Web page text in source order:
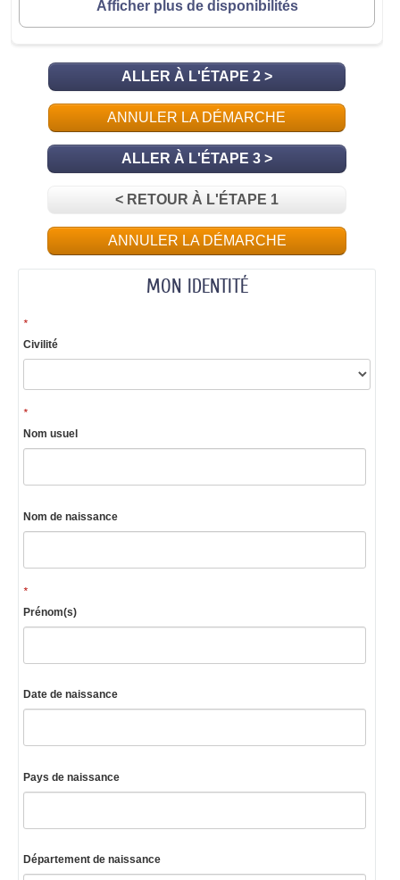
Afficher plus de disponibilités
ALLER À L'ÉTAPE 2 >
ANNULER LA DÉMARCHE
ALLER À L'ÉTAPE 3 >
< RETOUR À L'ÉTAPE 1
ANNULER LA DÉMARCHE
MON IDENTITÉ
*
Civilité
*
Nom usuel
Nom de naissance
*
Prénom(s)
Date de naissance
Pays de naissance
Département de naissance